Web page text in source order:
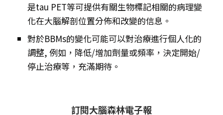
是tau PET等可提供有關生物標記相關的病理變
化在大腦解剖位置分佈和改變的信息。
對於BBMs的變化可能可以對治療進行個人化的
調整, 例如，降低/增加劑量或頻率，決定開始/
停止治療等，充滿期待。
訂閱大腦森林電子報